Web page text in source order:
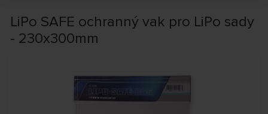
LiPo SAFE ochranný vak pro LiPo sady
- 230x300mm